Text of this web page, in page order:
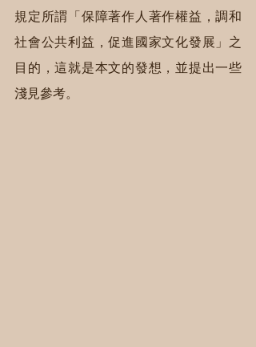
規定所謂「保障著作人著作權益，調和
社會公共利益，促進國家文化發展」之
目的，這就是本文的發想，並提出一些
淺見參考。